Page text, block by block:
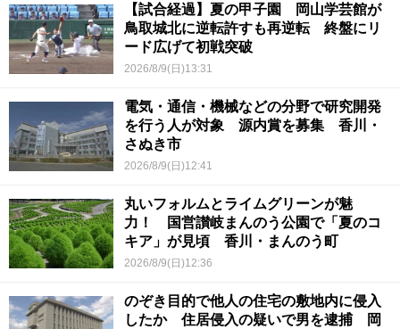
【試合経過】夏の甲子園 岡山学芸館が
鳥取城北に逆転許すも再逆転 終盤にリ
ード広げて初戦突破
2026/8/9(日)13:31
電気・通信・機械などの分野で研究開発
を行う人が対象 源内賞を募集 香川・
さぬき市
2026/8/9(日)12:41
丸いフォルムとライムグリーンが魅
力！ 国営讃岐まんのう公園で「夏のコ
キア」が見頃 香川・まんのう町
2026/8/9(日)12:36
のぞき目的で他人の住宅の敷地内に侵入
したか 住居侵入の疑いで男を逮捕 岡